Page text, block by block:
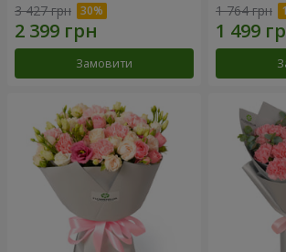
3 427 грн
Замовити
1 764 грн